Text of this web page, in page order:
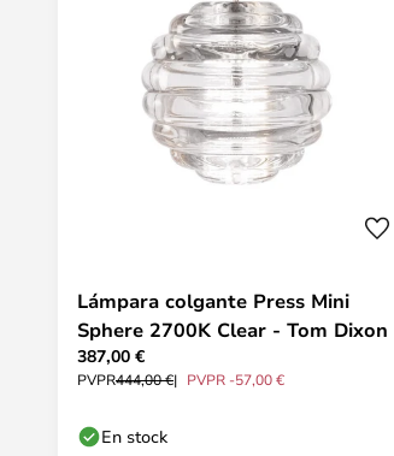
Lámpara colgante Press Mini
Sphere 2700K Clear - Tom Dixon
387,00 €
PVPR444,00 € PVPR -57,00 €
En stock